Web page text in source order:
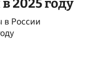
2025 году
России